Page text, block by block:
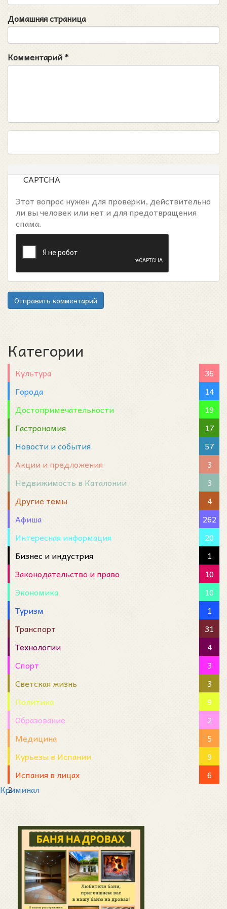
Домашняя страница
Комментарий*
CAPTCHA
Этот вопрос нужен для проверки, действительно
ли вы человек или нет и для предотвращения
спама.
Отправить комментарий
Категории
Культура
36
Города
14
Достопримечательности
19
Гастрономия
17
Новости и события
57
Акции и предложения
3
Недвижимость в Каталонии
3
Другие темы
4
Афиша
262
Интересная информация
20
Бизнес и индустрия
1
Законодательство и право
10
Экономика
10
Туризм
1
Транспорт
31
Технологии
4
Спорт
3
Светская жизнь
3
Политика
9
Образование
2
Медицина
5
Курьезы в Испании
9
Испания в лицах
6
Криминал
2